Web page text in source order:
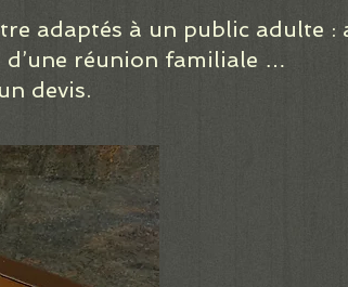
adaptés à un public adulte :
d’une réunion familiale …
devis.